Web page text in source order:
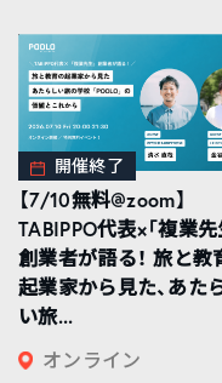
開催終了
【7/10無料@zoom】
TABIPPO代表×「複業先
創業者が語る！ 旅と教
起業家から見た、あた
い旅...
オンライン